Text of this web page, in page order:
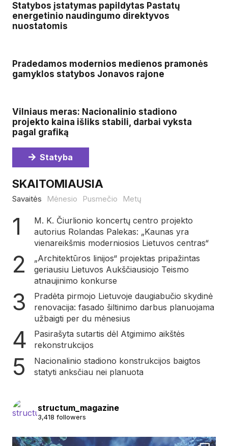
Statybos įstatymas papildytas Pastatų
energetinio naudingumo direktyvos
nuostatomis
Pradedamos modernios medienos pramonės
gamyklos statybos Jonavos rajone
Vilniaus meras: Nacionalinio stadiono
projekto kaina išliks stabili, darbai vyksta
pagal grafiką
Statyba
SKAITOMIAUSIA
Savaitės Mėnesio Pusmečio Metų
M. K. Čiurlionio koncertų centro projekto
autorius Rolandas Palekas: „Kaunas yra
vienareikšmis moderniosios Lietuvos centras“
„Architektūros linijos“ projektas pripažintas
geriausiu Lietuvos Aukščiausiojo Teismo
atnaujinimo konkurse
Pradėta pirmojo Lietuvoje daugiabučio skydinė
renovacija: fasado šiltinimo darbus planuojama
užbaigti per du mėnesius
Pasirašyta sutartis dėl Atgimimo aikštės
rekonstrukcijos
Nacionalinio stadiono konstrukcijos baigtos
statyti anksčiau nei planuota
structum_magazine
3,418 followers